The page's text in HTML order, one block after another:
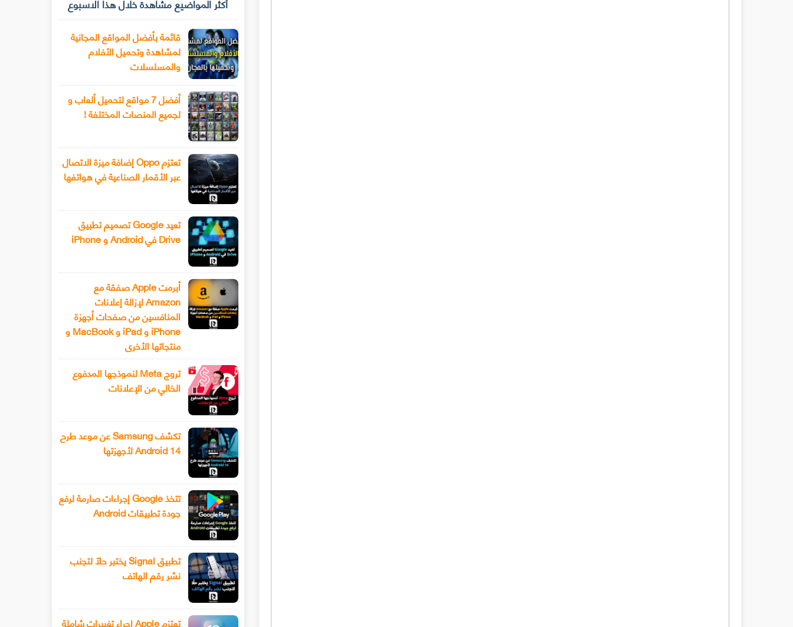
قائمة بأفضل المواقع المجانية
لمشاهدة وتحميل الأفلام
والمسلسلات
أفضل 7 مواقع لتحميل ألعاب و
لجميع المنصات المختلفة !
تعتزم Oppo إضافة ميزة الاتصال
عبر الأقمار الصناعية في هواتفها
تعيد Google تصميم تطبيق
Drive في Android و iPhone
أبرمت Apple صفقة مع
Amazon لإزالة إعلانات
المنافسين من صفحات أجهزة
iPhone و iPad و MacBook و
منتجاتها الأخرى
تروج Meta لنموذجها المدفوع
الخالي من الإعلانات
تكشف Samsung عن موعد طرح
Android 14 لأجهزتها
تتخذ Google إجراءات صارمة لرفع
جودة تطبيقات Android
تطبيق Signal يختبر حلًا لتجنب
نشر رقم الهاتف
تعتزم Apple إجراء تغييرات شاملة